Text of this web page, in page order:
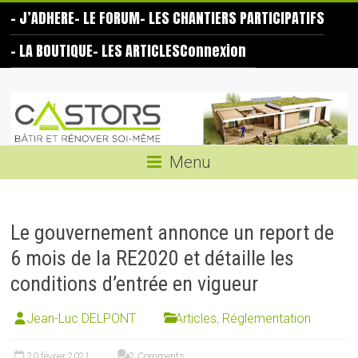
content
– J’ADHERE– LE FORUM– LES CHANTIERS PARTICIPATIFS
– LA BOUTIQUE– LES ARTICLESConnexion
Castors
même
Menu
Le gouvernement annonce un report de
6 mois de la RE2020 et détaille les
conditions d’entrée en vigueur
Jean-Luc DELPONT Articles, Réglementation